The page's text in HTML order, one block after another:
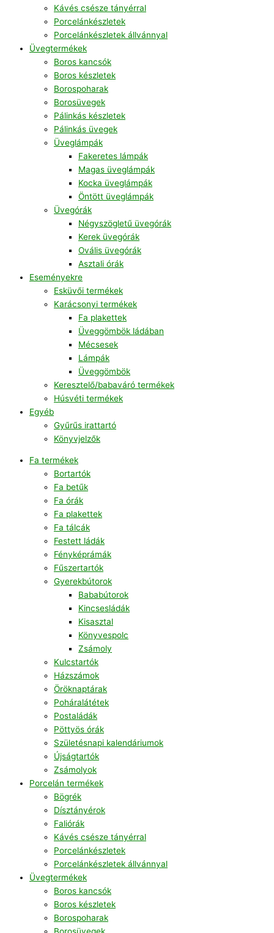
Kávés csésze tányérral
Porcelánkészletek
Porcelánkészletek állvánnyal
Üvegtermékek
Boros kancsók
Boros készletek
Borospoharak
Borosüvegek
Pálinkás készletek
Pálinkás üvegek
Üveglámpák
Fakeretes lámpák
Magas üveglámpák
Kocka üveglámpák
Öntött üveglámpák
Üvegórák
Négyszögletű üvegórák
Kerek üvegórák
Ovális üvegórák
Asztali órák
Eseményekre
Esküvői termékek
Karácsonyi termékek
Fa plakettek
Üveggömbök ládában
Mécsesek
Lámpák
Üveggömbök
Keresztelő/babaváró termékek
Húsvéti termékek
Egyéb
Gyűrűs irattartó
Könyvjelzők
Fa termékek
Bortartók
Fa betűk
Fa órák
Fa plakettek
Fa tálcák
Festett ládák
Fényképrámák
Fűszertartók
Gyerekbútorok
Bababútorok
Kincsesládák
Kisasztal
Könyvespolc
Zsámoly
Kulcstartók
Házszámok
Öröknaptárak
Poháralátétek
Postaládák
Pöttyös órák
Születésnapi kalendáriumok
Újságtartók
Zsámolyok
Porcelán termékek
Bögrék
Dísztányérok
Faliórák
Kávés csésze tányérral
Porcelánkészletek
Porcelánkészletek állvánnyal
Üvegtermékek
Boros kancsók
Boros készletek
Borospoharak